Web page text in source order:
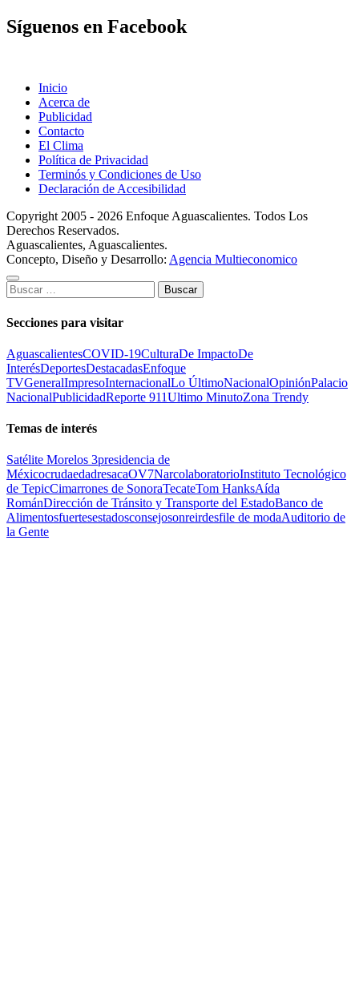
Síguenos en Facebook
Inicio
Acerca de
Publicidad
Contacto
El Clima
Política de Privacidad
Terminós y Condiciones de Uso
Declaración de Accesibilidad
Copyright 2005 - 2026 Enfoque Aguascalientes. Todos Los
Derechos Reservados.
Aguascalientes, Aguascalientes.
Concepto, Diseño y Desarrollo: Agencia Multieconomico
Buscar:
Secciones para visitar
AguascalientesCOVID-19CulturaDe ImpactoDe
InterésDeportesDestacadasEnfoque
TVGeneralImpresoInternacionalLo ÚltimoNacionalOpiniónPalacio
NacionalPublicidadReporte 911Ultimo MinutoZona Trendy
Temas de interés
Satélite Morelos 3presidencia de
MéxicocrudaedadresacaOV7NarcolaboratorioInstituto Tecnológico
de TepicCimarrones de SonoraTecateTom HanksAída
RománDirección de Tránsito y Transporte del EstadoBanco de
Alimentosfuertesestadosconsejosonreirdesfile de modaAuditorio de
la Gente